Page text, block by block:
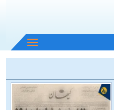
باز
و
منو